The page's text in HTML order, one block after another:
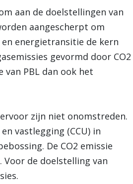
aan de doelstellingen van
aangescherpt om
energietransitie de kern
gevormd door CO2
van PBL dan ook het
zijn niet onomstreden.
vastlegging (CCU) in
De CO2 emissie
de doelstelling van